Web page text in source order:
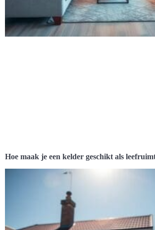
Hoe maak je een kelder geschikt als